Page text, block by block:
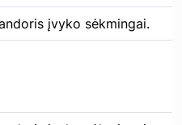
įvyko sėkmingai.